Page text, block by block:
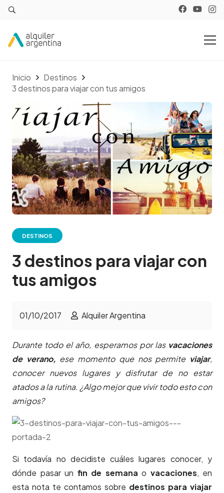
Inicio
Destinos
3 destinos para viajar con tus amigos
DESTINOS
3 destinos para viajar con
tus amigos
01/10/2017 Alquiler Argentina
Durante todo el año, esperamos por las vacaciones
de verano, ese momento que nos permite viajar,
conocer nuevos lugares y disfrutar de no estar
atados a la rutina. ¿Algo mejor que vivir todo esto con
amigos?
Si todavía no decidiste cuáles lugares conocer, y
dónde pasar un fin de semana o vacaciones, en
esta nota te contamos sobre destinos para viajar